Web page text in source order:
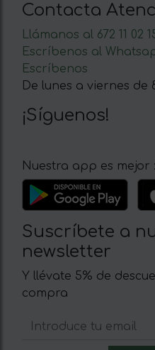
Contacta
Llámanos al 672 11 02
Escríbenos al
Escríbenos
De lunes a viernes de
¡Síguenos!
Nuestra app es mejor
Suscríbete a
newsletter
Y llévate 5% de
compra